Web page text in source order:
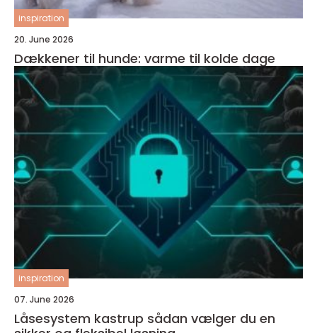
inspiration
20. June 2026
Dækkener til hunde: varme til kolde dage
inspiration
07. June 2026
Låsesystem kastrup sådan vælger du en